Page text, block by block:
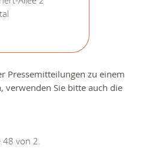
Pressemitteilungen zu einem
verwenden Sie bitte auch die
48 von 2.